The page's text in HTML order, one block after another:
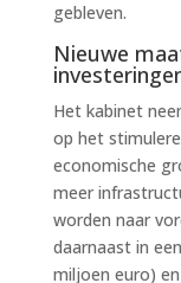
gebleven.
Nieuwe
Het kabinet
op het
economische
meer
worden naar
daarnaast in
miljoen euro)